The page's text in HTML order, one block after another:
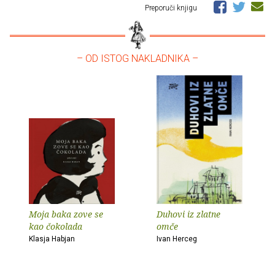
Preporuči knjigu
– OD ISTOG NAKLADNIKA –
Moja baka zove se
kao čokolada
Klasja Habjan
Duhovi iz zlatne
omče
Ivan Herceg